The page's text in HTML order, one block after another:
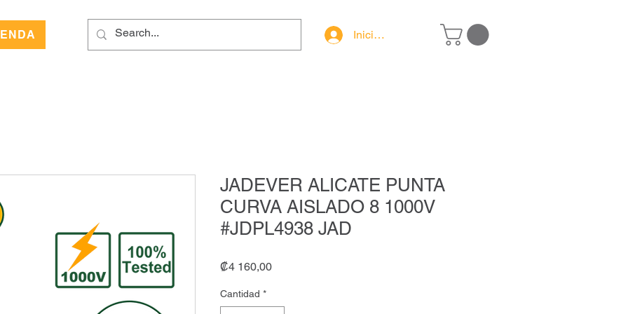
Iniciar sesión
JADEVER ALICATE PUNTA
CURVA AISLADO 8 1000V
#JDPL4938 JAD
₡4 160,00Precio
Cantidad *